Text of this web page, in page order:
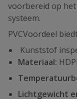
voorbereid op
systeem.
PVCVoordeel
Kunststof
Materiaal:
Lichtgewicht